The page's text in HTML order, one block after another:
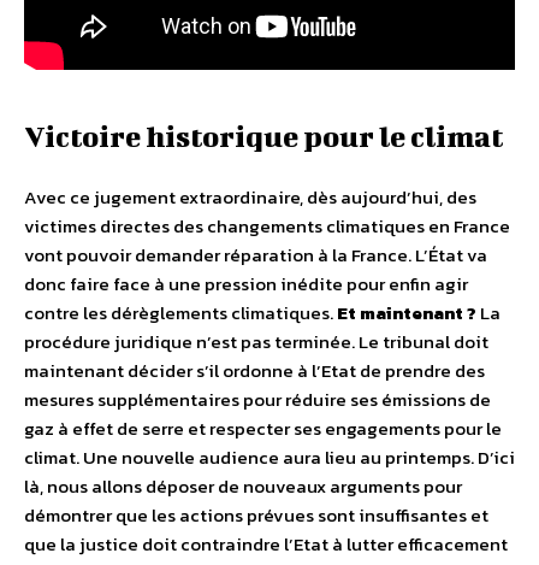
Victoire historique pour le climat
Avec ce jugement extraordinaire, dès aujourd’hui, des
victimes directes des changements climatiques en France
vont pouvoir demander réparation à la France. L’État va
donc faire face à une pression inédite pour enfin agir
contre les dérèglements climatiques.Et maintenant ? La
procédure juridique n’est pas terminée. Le tribunal doit
maintenant décider s’il ordonne à l’Etat de prendre des
mesures supplémentaires pour réduire ses émissions de
gaz à effet de serre et respecter ses engagements pour le
climat. Une nouvelle audience aura lieu au printemps. D’ici
là, nous allons déposer de nouveaux arguments pour
démontrer que les actions prévues sont insuffisantes et
que la justice doit contraindre l’Etat à lutter efficacement